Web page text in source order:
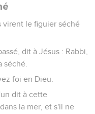
virent le figuier séché
dit à Jésus : Rabbi,
séché.
foi en Dieu.
dit à cette
la mer, et s'il ne